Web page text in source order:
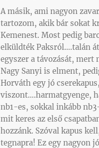
A másik, ami nagyon
tartozom, akik bár sokat
Kemenest. Most pedig
elküldték Paksról….talán
egyszer a távozását, mert
Nagy Sanyi is elment,
Horváth egy jó
viszont….harmatgyenge,
nb1-es, sokkal inkább
mit keres az első
hozzánk. Szóval kapus
tegnapra! Ez egy nagyon